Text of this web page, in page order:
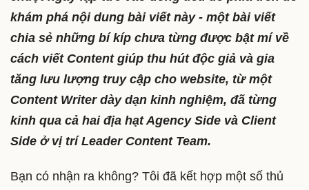
khám phá nội dung bài viết này - một bài viết
chia sẻ những bí kíp chưa từng được bật mí về
cách viết Content giúp thu hút độc giả và gia
tăng lưu lượng truy cập cho website, từ một
Content Writer dày dạn kinh nghiệm, đã từng
kinh qua cả hai địa hạt Agency Side và Client
Side ở vị trí Leader Content Team.
Bạn có nhận ra không? Tôi đã kết hợp một số thủ